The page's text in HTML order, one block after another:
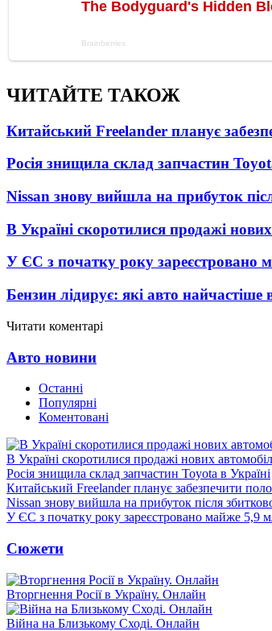
ЧИТАЙТЕ ТАКОЖ
Китайський Freelander планує
Росія знищила склад запчастин
Nissan знову вийшла на прибуток
В Україні скоротилися продажі
У ЄС з початку року зареєстровано
Бензин лідирує: які авто
Читати коментарі
Авто новини
Останні
Популярні
Коментовані
В Україні скоротилися продажі нових
Росія знищила склад запчастин Toyota в Україні
Китайський Freelander планує забезпечити
Nissan знову вийшла на прибуток після
У ЄС з початку року зареєстровано майже 5,9
Сюжети
Вторгнення Росії в Україну. Онлайн
Війна на Близькому Сході. Онлайн